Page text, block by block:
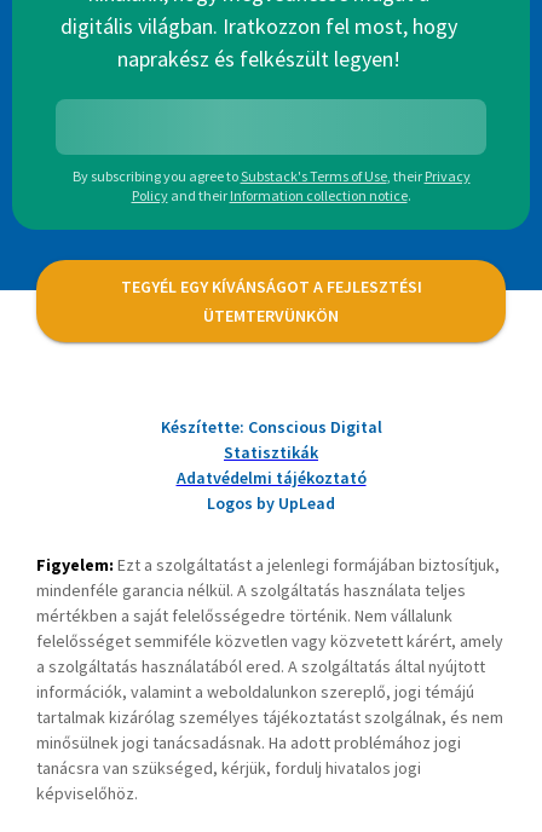
digitális világban. Iratkozzon fel most, hogy
naprakész és felkészült legyen!
By subscribing you agree toSubstack's Terms of Use, their Privacy
Policy and their Information collection notice.
TEGYÉL EGY KÍVÁNSÁGOT A FEJLESZTÉSI
ÜTEMTERVÜNKÖN
Készítette: Conscious Digital
Statisztikák
Adatvédelmi tájékoztató
Logos by UpLead
Figyelem: Ezt a szolgáltatást a jelenlegi formájában biztosítjuk,
mindenféle garancia nélkül. A szolgáltatás használata teljes
mértékben a saját felelősségedre történik. Nem vállalunk
felelősséget semmiféle közvetlen vagy közvetett kárért, amely
a szolgáltatás használatából ered. A szolgáltatás által nyújtott
információk, valamint a weboldalunkon szereplő, jogi témájú
tartalmak kizárólag személyes tájékoztatást szolgálnak, és nem
minősülnek jogi tanácsadásnak. Ha adott problémához jogi
tanácsra van szükséged, kérjük, fordulj hivatalos jogi
képviselőhöz.